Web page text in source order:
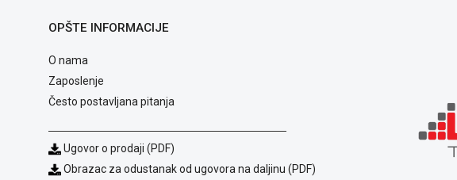
OPŠTE INFORMACIJE
O nama
Zaposlenje
Često postavljana pitanja
Ugovor o prodaji (PDF)
Obrazac za odustanak od ugovora na daljinu (PDF)